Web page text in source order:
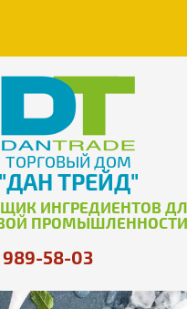
ТОРГОВЫЙ ДОМ
"ДАН ТРЕЙД"
ИНГРЕДИЕНТОВ
ПРОМЫШЛЕННОСТИ
989-58-03